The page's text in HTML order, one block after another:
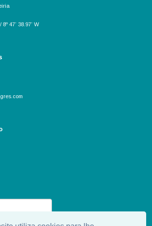
8º 47’ 38.97’ W